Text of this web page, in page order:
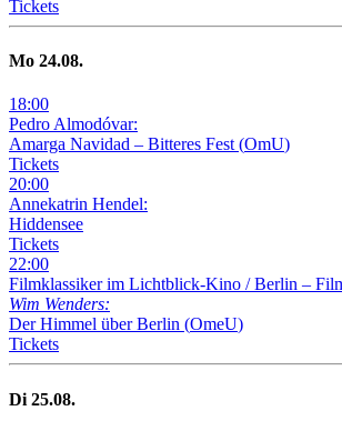
Tickets
Mo 24.08.
18:00
Pedro Almodóvar:
Amarga Navidad – Bitteres Fest (OmU)
Tickets
20:00
Annekatrin Hendel:
Hiddensee
Tickets
22:00
Filmklassiker im Lichtblick-Kino /Berlin –
Wim Wenders:
Der Himmel über Berlin (OmeU)
Tickets
Di 25.08.